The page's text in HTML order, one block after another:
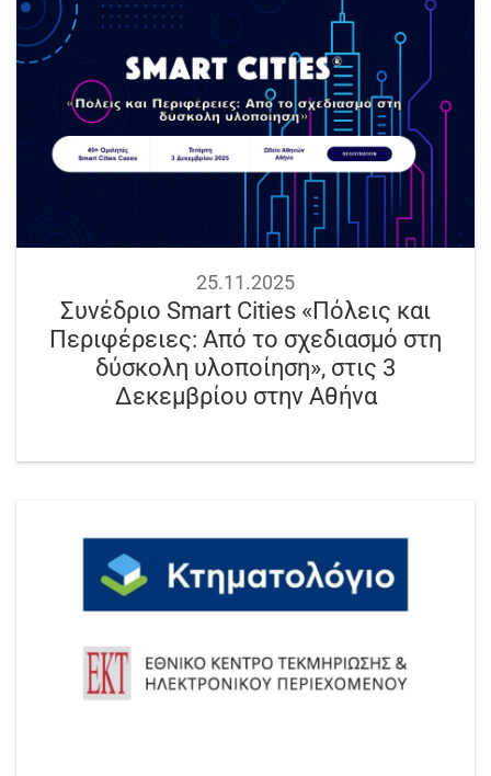
25.11.2025
Συνέδριο Smart Cities «Πόλεις και
Περιφέρειες: Από το σχεδιασμό στη
δύσκολη υλοποίηση», στις 3
Δεκεμβρίου στην Αθήνα